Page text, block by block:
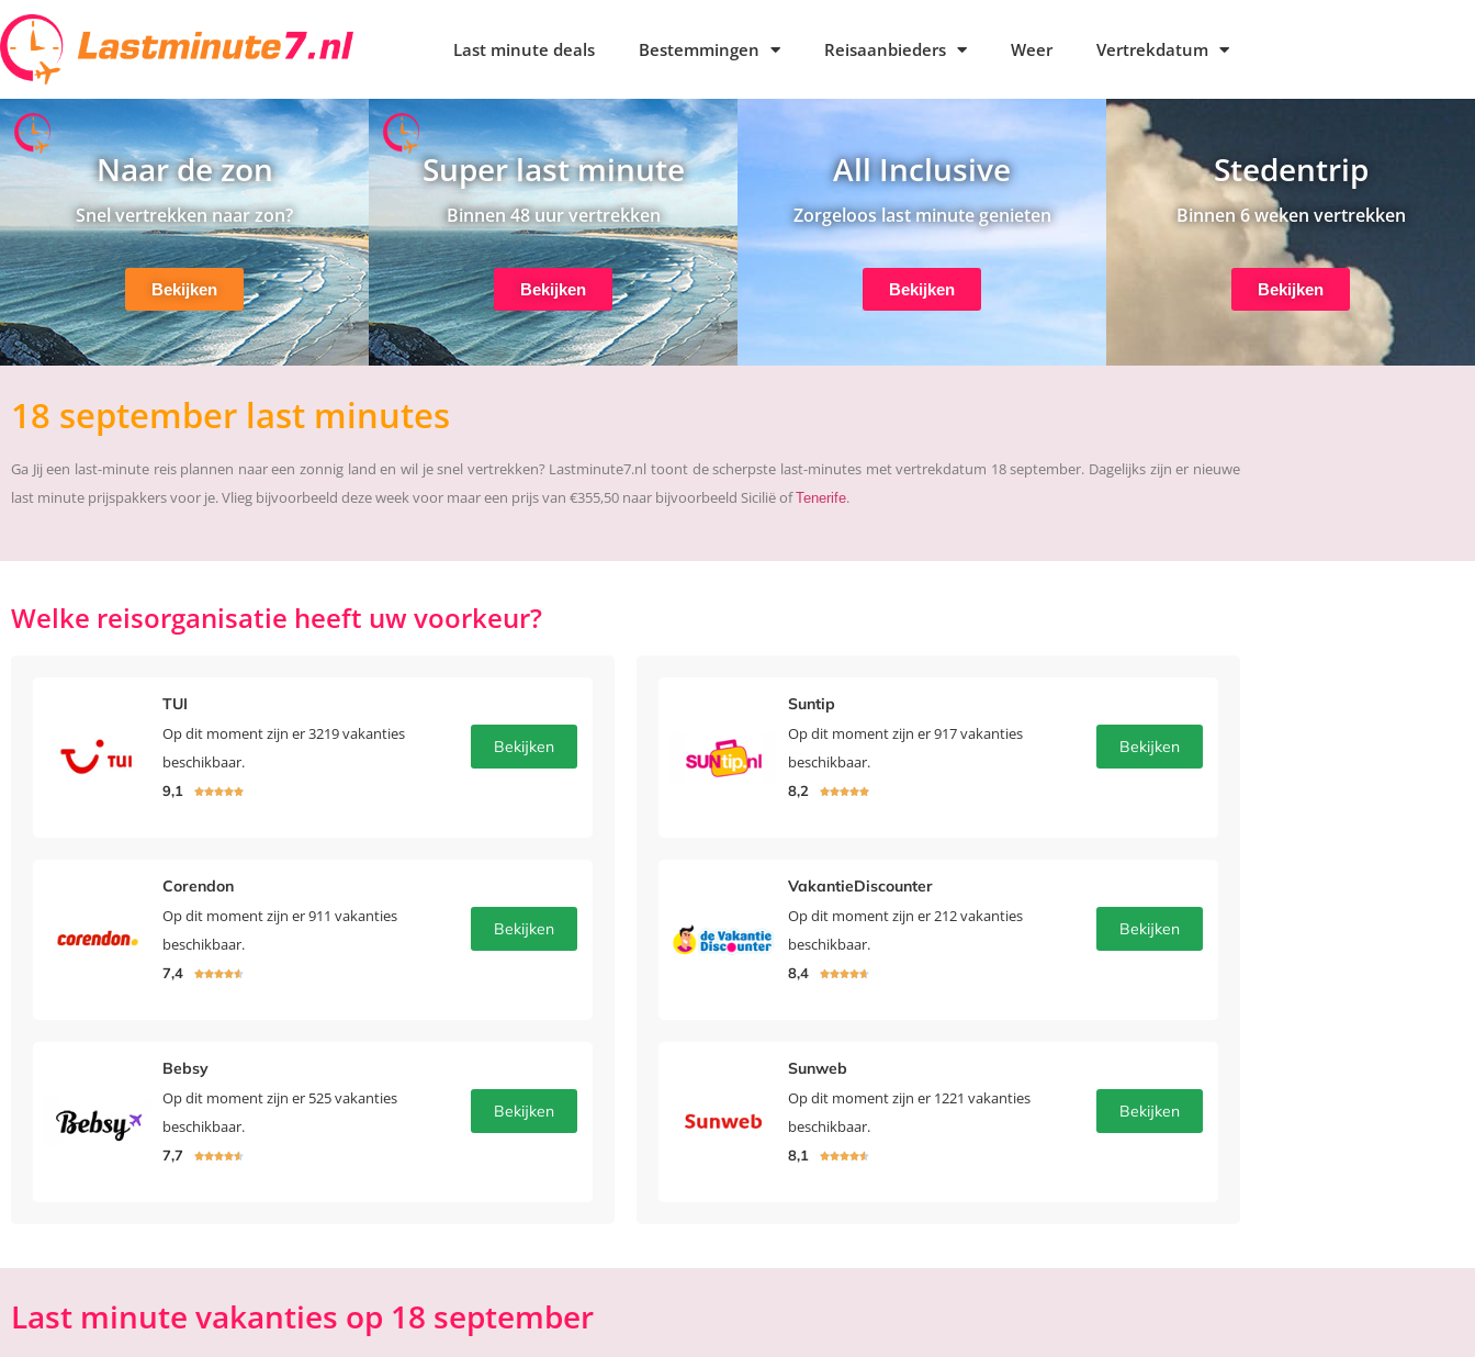
Last minute deals Bestemmingen Reisaanbieders Weer Vertrekdatum
Naar de zon
Snel vertrekken naar zon?
Bekijken
Super last minute
Binnen 48 uur vertrekken
Bekijken
All Inclusive
Zorgeloos last minute genieten
Bekijken
Stedentrip
Binnen 6 weken vertrekken
Bekijken
18 september last minutes
Ga Jij een last-minute reis plannen naar een zonnig land en wil je snel vertrekken? Lastminute7.nl toont de scherpste last-minutes met vertrekdatum 18 september. Dagelijks zijn er nieuwe
last minute prijspakkers voor je. Vlieg bijvoorbeeld deze week voor maar een prijs van €355,50 naar bijvoorbeeld Sicilië ofTenerife.
Welke reisorganisatie heeft uw voorkeur?
TUI
Op dit moment zijn er 3219 vakanties
beschikbaar.
9,1 
Bekijken
Corendon
Op dit moment zijn er 911 vakanties
beschikbaar.
7,4 
Bekijken
Bebsy
Op dit moment zijn er 525 vakanties
beschikbaar.
7,7 
Bekijken
Suntip
Op dit moment zijn er 917 vakanties
beschikbaar.
8,2 
Bekijken
VakantieDiscounter
Op dit moment zijn er 212 vakanties
beschikbaar.
8,4 
Bekijken
Sunweb
Op dit moment zijn er 1221 vakanties
beschikbaar.
8,1 
Bekijken
Last minute vakanties op 18 september